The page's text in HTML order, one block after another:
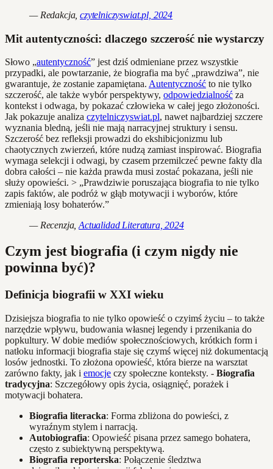
— Redakcja,czytelniczyswiat.pl, 2024
Mit autentyczności: dlaczego szczerość nie wystarczy
Słowo „autentyczność” jest dziś odmieniane przez wszystkie
przypadki, ale powtarzanie, że biografia ma być „prawdziwa”, nie
gwarantuje, że zostanie zapamiętana. Autentyczność to nie tylko
szczerość, ale także wybór perspektywy, odpowiedzialność za
kontekst i odwaga, by pokazać człowieka w całej jego złożoności.
Jak pokazuje analiza czytelniczyswiat.pl, nawet najbardziej szczere
wyznania bledną, jeśli nie mają narracyjnej struktury i sensu.
Szczerość bez refleksji prowadzi do ekshibicjonizmu lub
chaotycznych zwierzeń, które nudzą zamiast inspirować. Biografia
wymaga selekcji i odwagi, by czasem przemilczeć pewne fakty dla
dobra całości – nie każda prawda musi zostać pokazana, jeśli nie
służy opowieści. > „Prawdziwie poruszająca biografia to nie tylko
zapis faktów, ale podróż w głąb motywacji i wyborów, które
zmieniają losy bohaterów.”
— Recenzja,Actualidad Literatura, 2024
Czym jest biografia (i czym nigdy nie
powinna być)?
Definicja biografii w XXI wieku
Dzisiejsza biografia to nie tylko opowieść o czyimś życiu – to także
narzędzie wpływu, budowania własnej legendy i przenikania do
popkultury. W dobie mediów społecznościowych, krótkich form i
natłoku informacji biografia staje się czymś więcej niż dokumentacją
losów jednostki. To złożona opowieść, która bierze na warsztat
zarówno fakty, jak i emocje czy społeczne konteksty. - Biografia
tradycyjna: Szczegółowy opis życia, osiągnięć, porażek i
motywacji bohatera.
Biografia literacka: Forma zbliżona do powieści, z
wyraźnym stylem i narracją.
Autobiografia: Opowieść pisana przez samego bohatera,
często z subiektywną perspektywą.
Biografia reporterska: Połączenie śledztwa